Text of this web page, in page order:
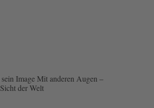
Image Mit anderen Augen –
der Welt